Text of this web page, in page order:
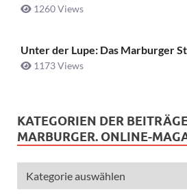
1260 Views
Unter der Lupe: Das Marburger
1173 Views
KATEGORIEN DER
MARBURGER. ONLINE-